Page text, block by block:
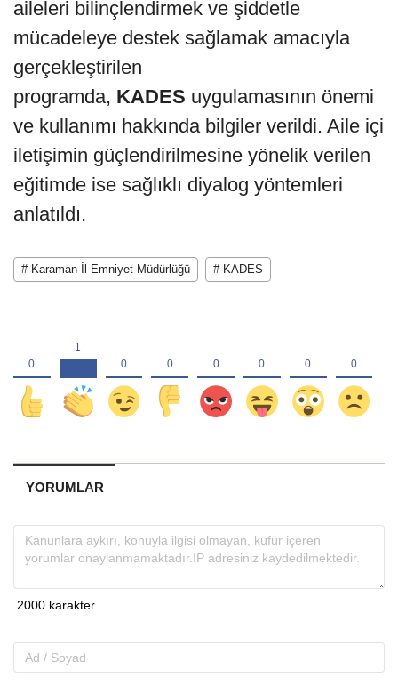
aileleri bilinçlendirmek ve şiddetle
mücadeleye destek sağlamak amacıyla
gerçekleştirilen
programda, KADES uygulamasının önemi
ve kullanımı hakkında bilgiler verildi. Aile içi
iletişimin güçlendirilmesine yönelik verilen
eğitimde ise sağlıklı diyalog yöntemleri
anlatıldı.
# Karaman İl Emniyet Müdürlüğü # KADES
YORUMLAR